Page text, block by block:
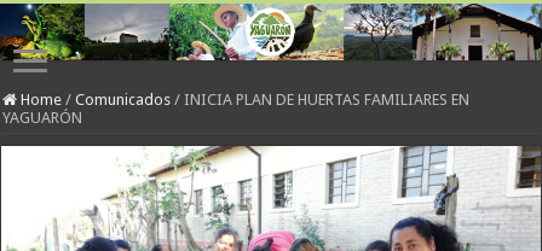
Home / Comunicados / INICIA PLAN DE HUERTAS FAMILIARES EN
YAGUARÓN